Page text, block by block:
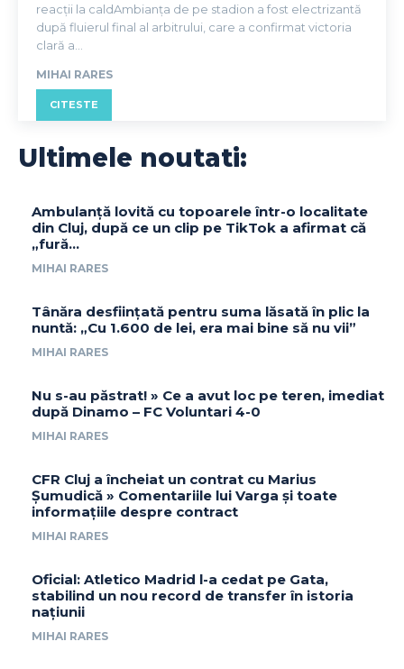
reacții la caldAmbianța de pe stadion a fost electrizantă
după fluierul final al arbitrului, care a confirmat victoria
clară a...
MIHAI RARES
CITESTE
Ultimele noutati:
Ambulanță lovită cu topoarele într-o localitate
din Cluj, după ce un clip pe TikTok a afirmat că
„fură…
MIHAI RARES
Tânăra desființată pentru suma lăsată în plic la
nuntă: „Cu 1.600 de lei, era mai bine să nu vii”
MIHAI RARES
Nu s-au păstrat! » Ce a avut loc pe teren, imediat
după Dinamo – FC Voluntari 4-0
MIHAI RARES
CFR Cluj a încheiat un contrat cu Marius
Șumudică » Comentariile lui Varga și toate
informațiile despre contract
MIHAI RARES
Oficial: Atletico Madrid l-a cedat pe Gata,
stabilind un nou record de transfer în istoria
națiunii
MIHAI RARES